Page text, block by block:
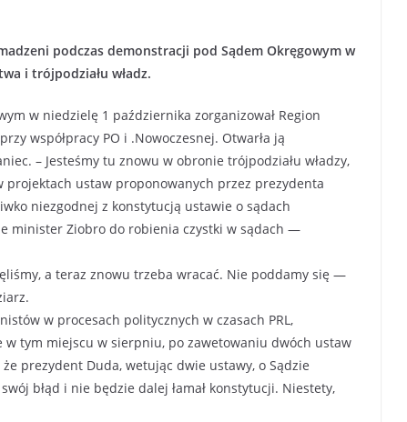
podczas demonstracji pod Sądem Okręgowym w
i trójpodziału władz.
w niedzielę 1 października zorganizował Region
współpracy PO i .Nowoczesnej. Otwarła ją
– Jesteśmy tu znowu w obronie trójpodziału władzy,
projektach ustaw proponowanych przez prezydenta
niezgodnej z konstytucją ustawie o sądach
minister Ziobro do robienia czystki w sądach —
a teraz znowu trzeba wracać. Nie poddamy się —
w procesach politycznych w czasach PRL,
w tym miejscu w sierpniu, po zawetowaniu dwóch ustaw
prezydent Duda, wetując dwie ustawy, o Sądzie
błąd i nie będzie dalej łamał konstytucji. Niestety,